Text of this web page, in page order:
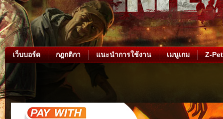
เว็บบอร์ด กฎกติกา แนะนำการใช้งาน เมนูเกม Z-Pet